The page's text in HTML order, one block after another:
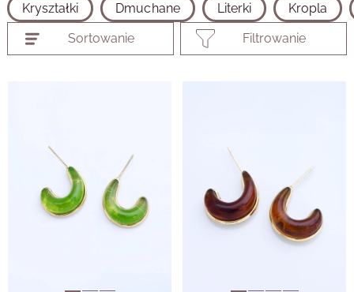
Kryształki Dmuchane Literki
Kropla
Sortowanie
Filtrowanie